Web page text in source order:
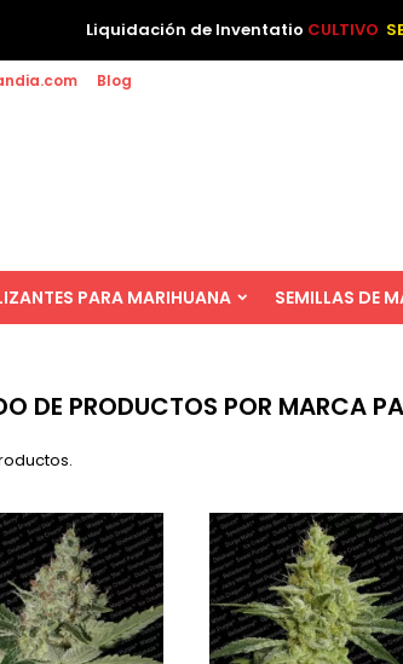
Liquidación de Inventatio CULTIVO
Blog
PARA MARIHUANA SEMILLAS DE
DE PRODUCTOS POR MARCA